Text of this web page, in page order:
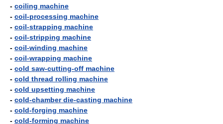
- coiling machine
- coil-processing machine
- coil-strapping machine
- coil-stripping machine
- coil-winding machine
- coil-wrapping machine
- cold saw-cutting-off machine
- cold thread rolling machine
- cold upsetting machine
- cold-chamber die-casting machine
- cold-forging machine
- cold-forming machine